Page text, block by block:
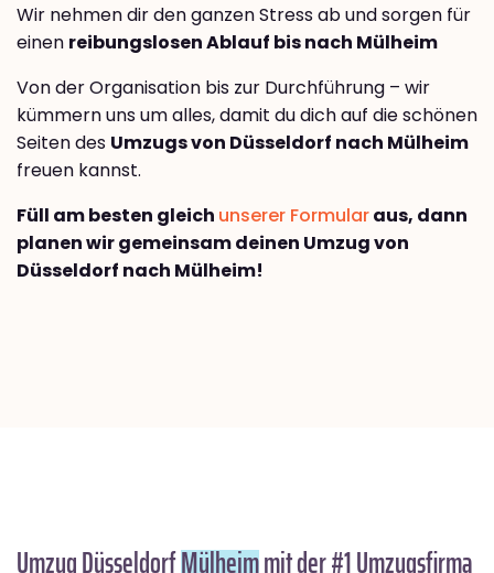
Wir nehmen dir den ganzen Stress ab und sorgen für
einen reibungslosen Ablauf bis nach Mülheim
Von der Organisation bis zur Durchführung – wir
kümmern uns um alles, damit du dich auf die schönen
Seiten des Umzugs von Düsseldorf nach Mülheim
freuen kannst.
Füll am besten gleich unserer Formularaus, dann
planen wir gemeinsam deinen Umzug von
Düsseldorf nach Mülheim!
Umzug DüsseldorfMülheimmit der #1 Umzugsfirma